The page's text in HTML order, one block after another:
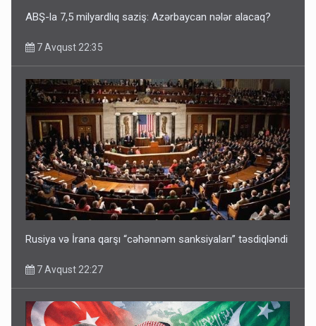
ABŞ-la 7,5 milyardlıq saziş: Azərbaycan nələr alacaq?
7 Avqust 22:35
Rusiya və İrana qarşı “cəhənnəm sanksiyaları” təsdiqləndi
7 Avqust 22:27